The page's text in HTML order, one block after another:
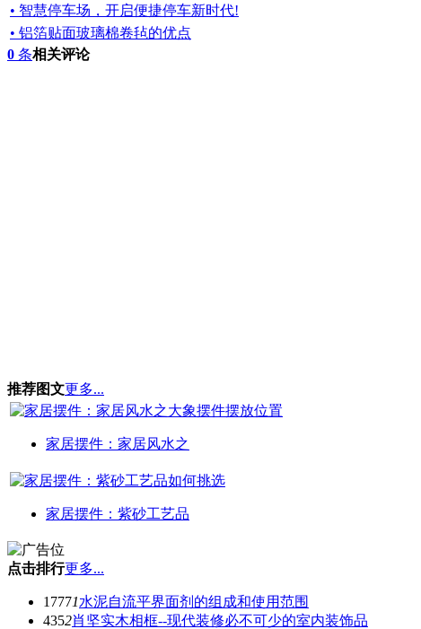
• 智慧停车场，开启便捷停车新时代!
• 铝箔贴面玻璃棉卷毡的优点
0 条相关评论
推荐图文更多...
家居摆件：家居风水之
家居摆件：紫砂工艺品
点击排行更多...
17771水泥自流平界面剂的组成和使用范围
4352肖坚实木相框--现代装修必不可少的室内装饰品